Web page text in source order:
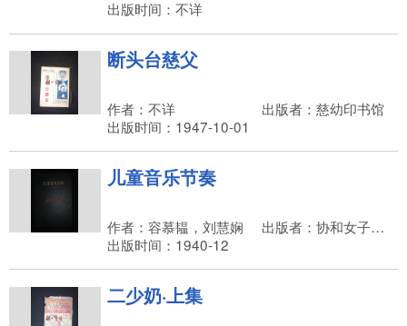
出版时间：不详
断头台慈父
作者：不详
出版者：慈幼印书馆
出版时间：1947-10-01
儿童音乐节奏
作者：容慕韫，刘慧娴
出版者：协和女子中学校，港粤女青年会办事处，彼得琴行
出版时间：1940-12
二少奶·上集